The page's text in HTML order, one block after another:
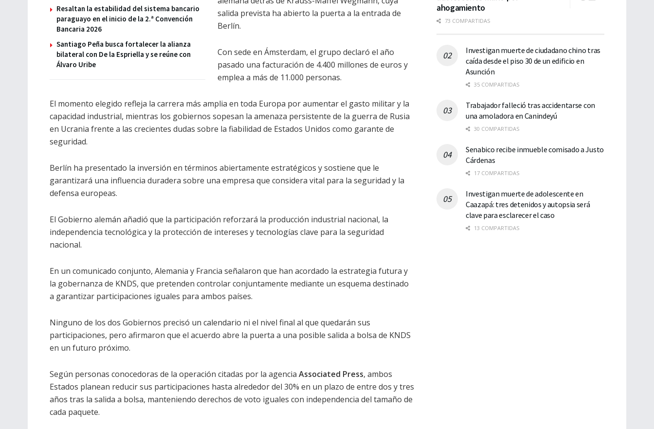
Resaltan la estabilidad del sistema bancario
paraguayo en el inicio de la 2.ª Convención
Bancaria 2026
Santiago Peña busca fortalecer la alianza
bilateral con De la Espriella y se reúne con
Álvaro Uribe
salida prevista ha abierto la puerta a la entrada de
Berlín.
Con sede en Ámsterdam, el grupo declaró el año
pasado una facturación de 4.400 millones de euros y
emplea a más de 11.000 personas.
El momento elegido refleja la carrera más amplia en toda Europa por aumentar el gasto militar y la
capacidad industrial, mientras los gobiernos sopesan la amenaza persistente de la guerra de Rusia
en Ucrania frente a las crecientes dudas sobre la fiabilidad de Estados Unidos como garante de
seguridad.
Berlín ha presentado la inversión en términos abiertamente estratégicos y sostiene que le
garantizará una influencia duradera sobre una empresa que considera vital para la seguridad y la
defensa europeas.
El Gobierno alemán añadió que la participación reforzará la producción industrial nacional, la
independencia tecnológica y la protección de intereses y tecnologías clave para la seguridad
nacional.
En un comunicado conjunto, Alemania y Francia señalaron que han acordado la estrategia futura y
la gobernanza de KNDS, que pretenden controlar conjuntamente mediante un esquema destinado
a garantizar participaciones iguales para ambos países.
Ninguno de los dos Gobiernos precisó un calendario ni el nivel final al que quedarán sus
participaciones, pero afirmaron que el acuerdo abre la puerta a una posible salida a bolsa de KNDS
en un futuro próximo.
Según personas conocedoras de la operación citadas por la agencia Associated Press, ambos
Estados planean reducir sus participaciones hasta alrededor del 30% en un plazo de entre dos y tres
años tras la salida a bolsa, manteniendo derechos de voto iguales con independencia del tamaño de
cada paquete.
ahogamiento
73 COMPARTIDAS
Investigan muerte de ciudadano chino tras
caída desde el piso 30 de un edificio en
Asunción
35 COMPARTIDAS
Trabajador falleció tras accidentarse con
una amoladora en Canindeyú
30 COMPARTIDAS
Senabico recibe inmueble comisado a Justo
Cárdenas
17 COMPARTIDAS
Investigan muerte de adolescente en
Caazapá: tres detenidos y autopsia será
clave para esclarecer el caso
13 COMPARTIDAS